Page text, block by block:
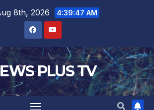
8th, 2026 4:39:47 AM
PLUS TV